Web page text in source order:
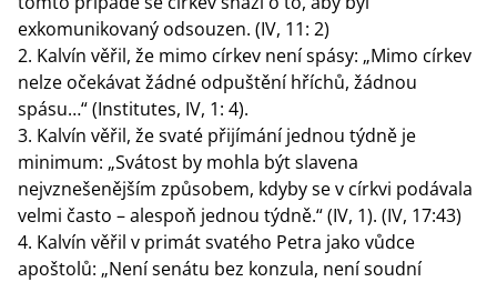
exkomunikovaný odsouzen. (IV, 11: 2)
Kalvín věřil, že mimo církev není spásy: „Mimo církev
nelze očekávat žádné odpuštění hříchů, žádnou
spásu…“ (Institutes, IV, 1: 4).
Kalvín věřil, že svaté přijímání jednou týdně je
minimum: „Svátost by mohla být slavena
nejvznešenějším způsobem, kdyby se v církvi podávala
velmi často – alespoň jednou týdně.“ (IV, 1). (IV, 17:43)
Kalvín věřil v primát svatého Petra jako vůdce
apoštolů: „Není senátu bez konzula, není soudní